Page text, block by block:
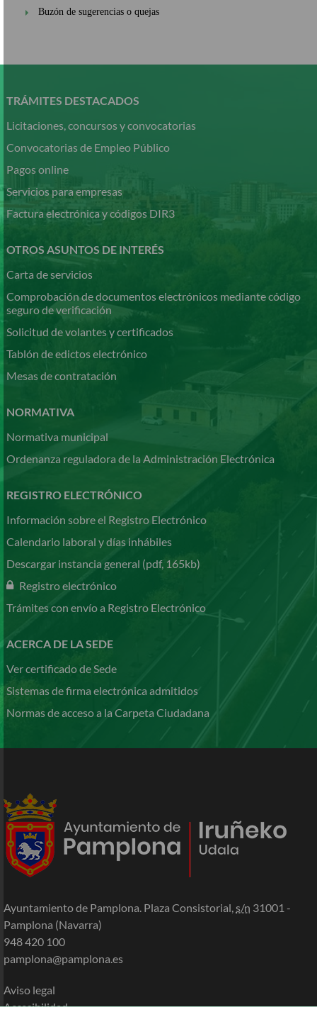
Buzón de sugerencias o quejas
contenido
TRÁMITES DESTACADOS
Licitaciones, concursos y convocatorias
Convocatorias de Empleo Público
Pagos online
Servicios para empresas
Factura electrónica y códigos DIR3
OTROS ASUNTOS DE INTERÉS
Carta de servicios
Comprobación de documentos electrónicos mediante código
seguro de verificación
Solicitud de volantes y certificados
Tablón de edictos electrónico
Mesas de contratación
NORMATIVA
Normativa municipal
Ordenanza reguladora de la Administración Electrónica
REGISTRO ELECTRÓNICO
Información sobre el Registro Electrónico
Calendario laboral y días inhábiles
Descargar instancia general (pdf, 165kb)
Registro electrónico
Trámites con envío a Registro Electrónico
ACERCA DE LA SEDE
Ver certificado de Sede
Sistemas de firma electrónica admitidos
Normas de acceso a la Carpeta Ciudadana
Ayuntamiento de Pamplona. Plaza Consistorial, s/n 31001 -
Pamplona (Navarra)
948 420 100
pamplona@pamplona.es
Aviso legal
Accesibilidad